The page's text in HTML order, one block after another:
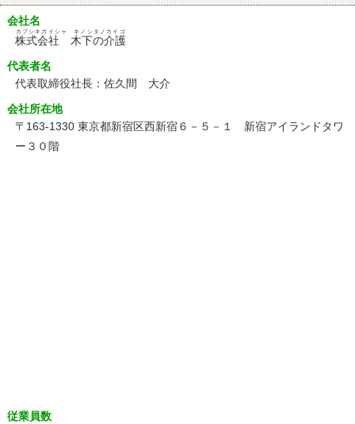
会社名
株式会社 木下の介護
カブシキガイシャ キノシタノカイゴ
代表者名
代表取締役社長：佐久間 大介
会社所在地
〒163-1330 東京都新宿区西新宿６－５－１ 新宿アイランドタワ
ー３０階
従業員数